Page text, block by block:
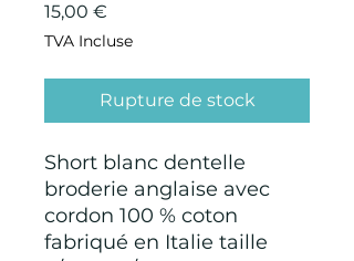
15,00 €
TVA Incluse
Rupture de stock
Short blanc dentelle
broderie anglaise avec
cordon 100 % coton
fabriqué en Italie taille